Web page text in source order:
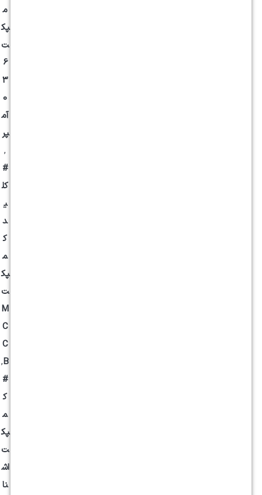
م
پک
ت
6
3
0
آم
پر
,
#
کل
ی
د
ک
م
پک
ت
M
C
C
B
,
#
ک
م
پک
ت
اش
نا